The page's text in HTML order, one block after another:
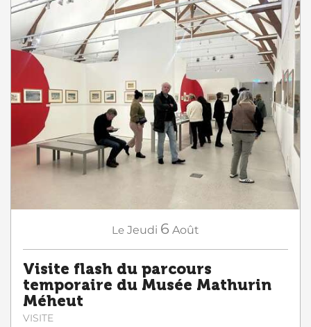
Le Jeudi 6 Août
Visite flash du parcours
temporaire du Musée Mathurin
Méheut
VISITE